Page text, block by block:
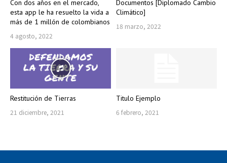
Con dos años en el mercado,
esta app le ha resuelto la vida a
más de 1 millón de colombianos
4 agosto, 2022
Documentos [Diplomado Cambio
Climático]
18 marzo, 2022
Restitución de Tierras
21 diciembre, 2021
Titulo Ejemplo
6 febrero, 2021